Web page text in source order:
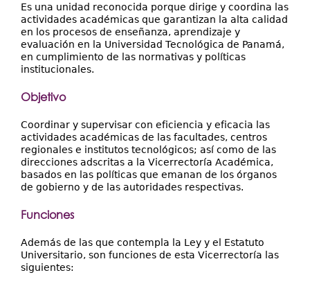
Es una unidad reconocida porque dirige y coordina las
actividades académicas que garantizan la alta calidad
en los procesos de enseñanza, aprendizaje y
evaluación en la Universidad Tecnológica de Panamá,
en cumplimiento de las normativas y políticas
institucionales.
Objetivo
Coordinar y supervisar con eficiencia y eficacia las
actividades académicas de las facultades, centros
regionales e institutos tecnológicos; así como de las
direcciones adscritas a la Vicerrectoría Académica,
basados en las políticas que emanan de los órganos
de gobierno y de las autoridades respectivas.
Funciones
Además de las que contempla la Ley y el Estatuto
Universitario, son funciones de esta Vicerrectoría las
siguientes: